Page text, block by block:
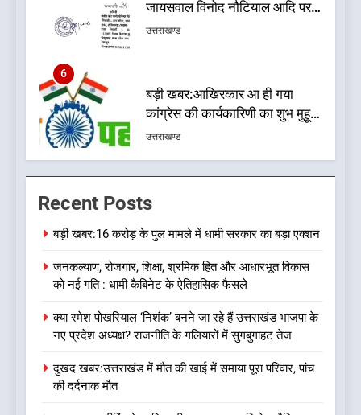
मुकदमा दर्ज
उत्तराखण्ड
कांग्रेस की कार्यकारिणी का शुभ मुहूर्त,
गोदियाल की टीम घोषित
उत्तराखण्ड
7
को भाजपा ने दी नई जिम्मेदारी ,इन पूर्व
8
देखें वीडियो:कांग्रेस का 2027 के
चुनाव जीतने पर फोकस पूरा, लेकिन
संगठन अभी भी अधूरा, कार्यकारिणी
को लेकर क्या बोले गोदियाल
उत्तराखण्ड
1
Recent Posts
बड़ी खबर:16 करोड़ के पुल मामले में धामी सरकार का बड़ा एक्शन
जनकल्याण, रोजगार, शिक्षा, श्रमिक हित और आधारभूत विकास
को नई गति : धामी कैबिनेट के ऐतिहासिक फैसले
क्या रमेश पोखरियाल ‘निशंक’ बनने जा रहे हैं उत्तराखंड भाजपा के
नए प्रदेश अध्यक्ष? राजनीति के गलियारों में सुगबुगाहट तेज
दुखद खबर:उत्तराखंड में मौत की खाई में समाया पूरा परिवार, पांच
की दर्दनाक मौत